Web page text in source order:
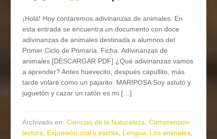
¡Hola! Hoy contaremos adivinanzas de animales. En
esta entrada se encuentra un documento con doce
adivinanzas de animales destinada a alumnos del
Primer Ciclo de Primaria. Ficha. Adivinanzas de
animales [DESCARGAR PDF] ¿Qué adivinanzas vamos
a aprender? Antes huevecito, después capullito, más
tarde volaré como un pajarito. MARIPOSA Soy astuto y
juguetón y cazar un ratón es mi […]
Archivado en:Ciencias de la Naturaleza,Comprensión
lectora, Expresión oral y escrita, Lengua, Los animales,